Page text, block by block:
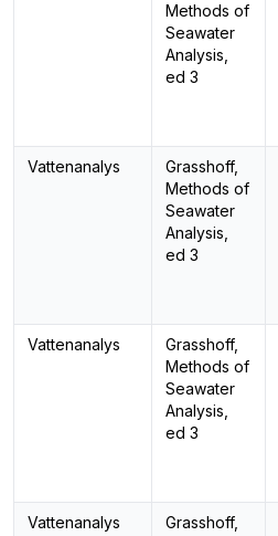
Methods of
Seawater
Analysis,
ed 3
Vattenanalys
Grasshoff,
Methods of
Seawater
Analysis,
ed 3
Vattenanalys
Grasshoff,
Methods of
Seawater
Analysis,
ed 3
Vattenanalys
Grasshoff,